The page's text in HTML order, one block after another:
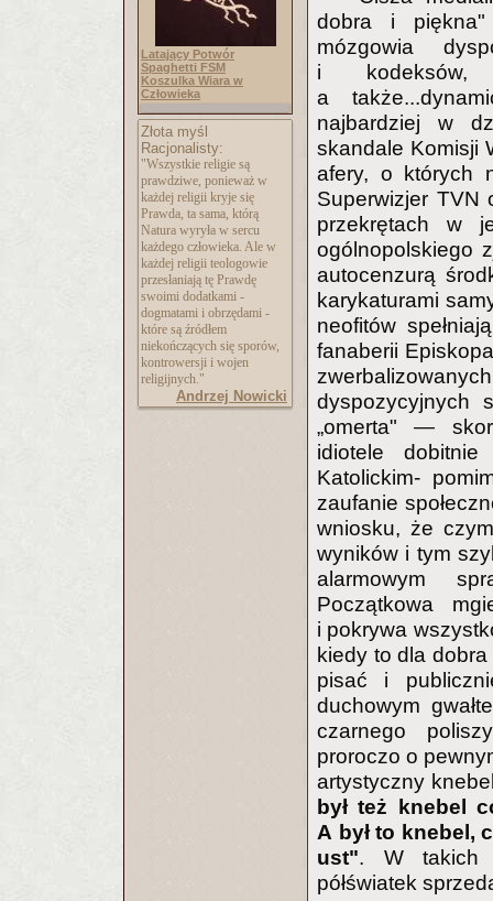
Latający Potwór
Spaghetti FSM
Koszulka Wiara w
Człowieka
Złota myśl
Racjonalisty:
"Wszystkie religie są
prawdziwe, ponieważ w
każdej religii kryje się
Prawda, ta sama, którą
Natura wyryła w sercu
każdego człowieka. Ale w
każdej religii teologowie
przesłaniają tę Prawdę
swoimi dodatkami -
dogmatami i obrzędami -
które są źródłem
niekończących się sporów,
kontrowersji i wojen
religijnych."
Andrzej Nowicki
dobra i piękna"
mózgowia
i kodeksów,
a
najbardziej w
skandale Komisji
afery, o których
Superwizjer TVN
przekrętach w
ogólnopolskiego
autocenzurą
karykaturami
neofitów
fanaberii
dyspozycyjnych
„omerta" —
idiotele
Katolickim-
zaufanie
wniosku, że
wyników i tym
alarmowym
Początkowa
i pokrywa
kiedy to dla
pisać i
duchowym
czarnego
proroczo o
artystyczny
był też knebel
A był to knebel,
ust". W takich
półświatek